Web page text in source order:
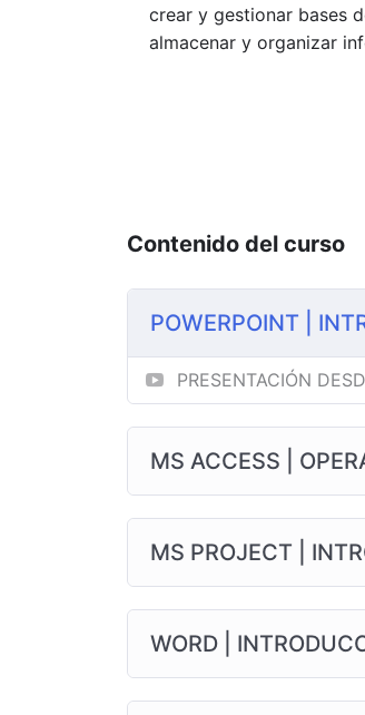
crear y gestionar bases
almacenar y organizar
Contenido del curso
POWERPOINT |
PRESENTACIÓN
MS ACCESS |
MS PROJECT |
WORD |